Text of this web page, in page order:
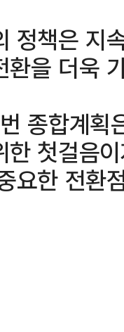
정책은 지
을 더욱
종합계
첫걸음
요한 전환